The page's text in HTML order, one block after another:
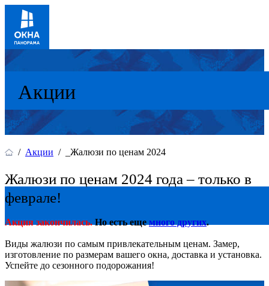
Акции
/ Акции / _Жалюзи по ценам 2024
Жалюзи по ценам 2024 года – только в
феврале!
Акция закончилась. Но есть еще много других.
Виды жалюзи по самым привлекательным ценам. Замер,
изготовление по размерам вашего окна, доставка и установка.
Успейте до сезонного подорожания!